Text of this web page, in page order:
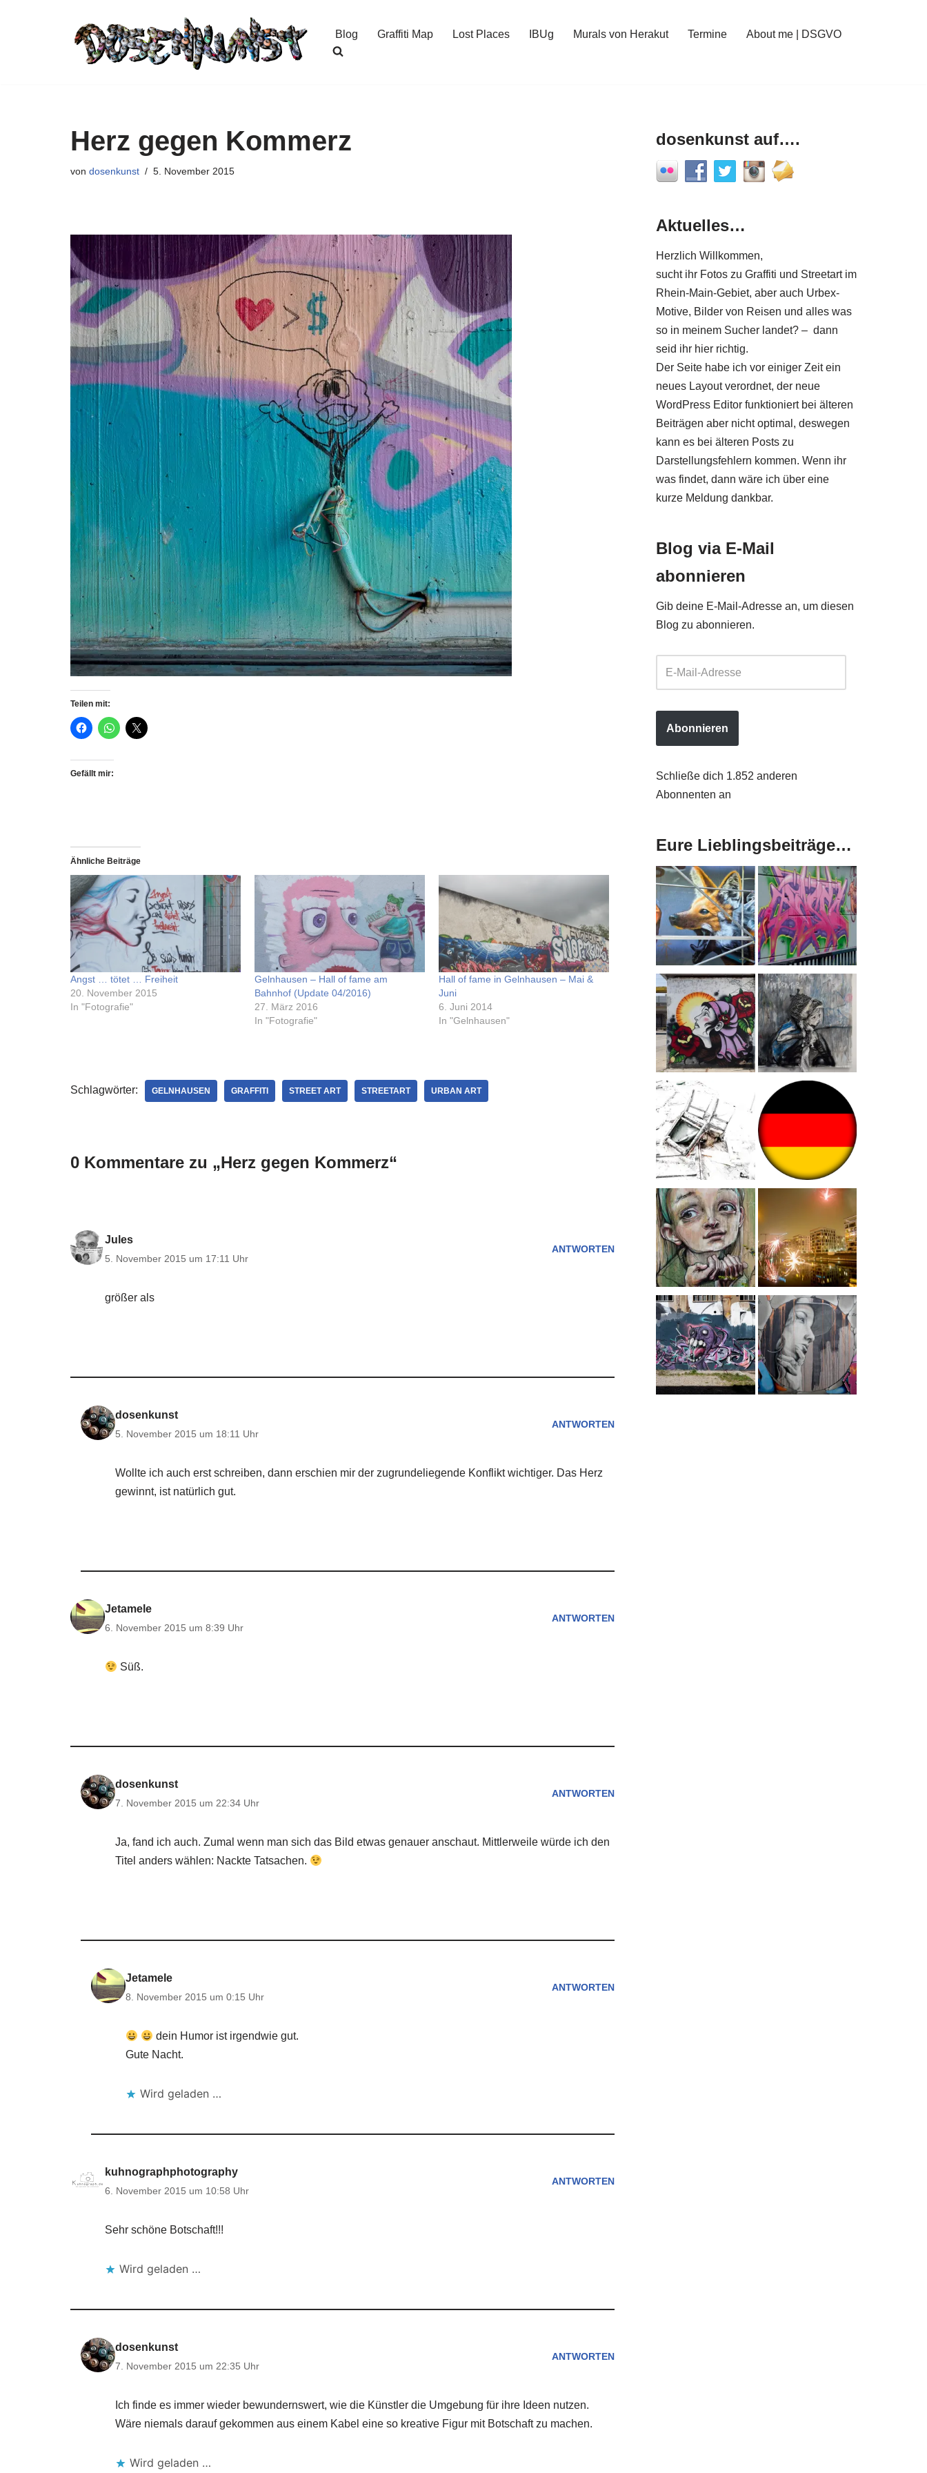
Blog Graffiti Map Lost Places IBUg Murals von Herakut Termine About me | DSGVO
Herz gegen Kommerz
von dosenkunst 5. November 2015
Teilen mit:
Gefällt mir:
Ähnliche Beiträge
Angst … tötet … Freiheit
20. November 2015
In "Fotografie"
Gelnhausen – Hall of fame am
Bahnhof (Update 04/2016)
27. März 2016
In "Fotografie"
Hall of fame in Gelnhausen – Mai &
Juni
6. Juni 2014
In "Gelnhausen"
Schlagwörter: GELNHAUSEN GRAFFITI STREET ART STREETART URBAN ART
0 Kommentare zu „Herz gegen Kommerz“
Jules
5. November 2015 um 17:11 Uhr
ANTWORTEN
größer als
dosenkunst
5. November 2015 um 18:11 Uhr
ANTWORTEN
Wollte ich auch erst schreiben, dann erschien mir der zugrundeliegende Konflikt wichtiger. Das Herz
gewinnt, ist natürlich gut.
Jetamele
6. November 2015 um 8:39 Uhr
ANTWORTEN
Süß.
dosenkunst
7. November 2015 um 22:34 Uhr
ANTWORTEN
Ja, fand ich auch. Zumal wenn man sich das Bild etwas genauer anschaut. Mittlerweile würde ich den
Titel anders wählen: Nackte Tatsachen.
Jetamele
8. November 2015 um 0:15 Uhr
ANTWORTEN
dein Humor ist irgendwie gut.
Gute Nacht.
Wird geladen …
kuhnographphotography
6. November 2015 um 10:58 Uhr
ANTWORTEN
Sehr schöne Botschaft!!!
Wird geladen …
dosenkunst
7. November 2015 um 22:35 Uhr
ANTWORTEN
Ich finde es immer wieder bewundernswert, wie die Künstler die Umgebung für ihre Ideen nutzen.
Wäre niemals darauf gekommen aus einem Kabel eine so kreative Figur mit Botschaft zu machen.
Wird geladen …
dosenkunst auf….
Aktuelles…
Herzlich Willkommen,
sucht ihr Fotos zu Graffiti und Streetart im
Rhein-Main-Gebiet, aber auch Urbex-
Motive, Bilder von Reisen und alles was
so in meinem Sucher landet? – dann
seid ihr hier richtig.
Der Seite habe ich vor einiger Zeit ein
neues Layout verordnet, der neue
WordPress Editor funktioniert bei älteren
Beiträgen aber nicht optimal, deswegen
kann es bei älteren Posts zu
Darstellungsfehlern kommen. Wenn ihr
was findet, dann wäre ich über eine
kurze Meldung dankbar.
Blog via E-Mail
abonnieren
Gib deine E-Mail-Adresse an, um diesen
Blog zu abonnieren.
Abonnieren
Schließe dich 1.852 anderen
Abonnenten an
Eure Lieblingsbeiträge…